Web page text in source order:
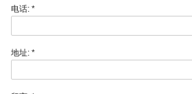
电话: *
地址: *